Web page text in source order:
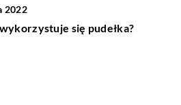
2022
się pudełka?